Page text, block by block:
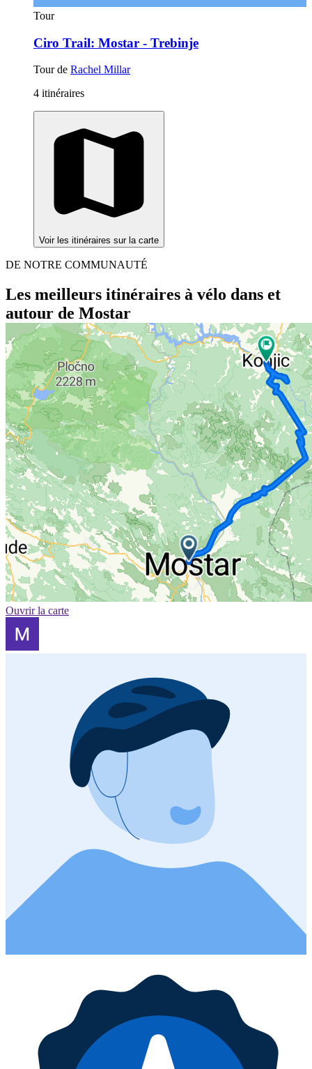
Tour
Ciro Trail: Mostar - Trebinje
Tour de Rachel Millar
4 itinéraires
Voir les itinéraires sur la carte
DE NOTRE COMMUNAUTÉ
Les meilleurs itinéraires à vélo dans et
autour de Mostar
Ouvrir la carte